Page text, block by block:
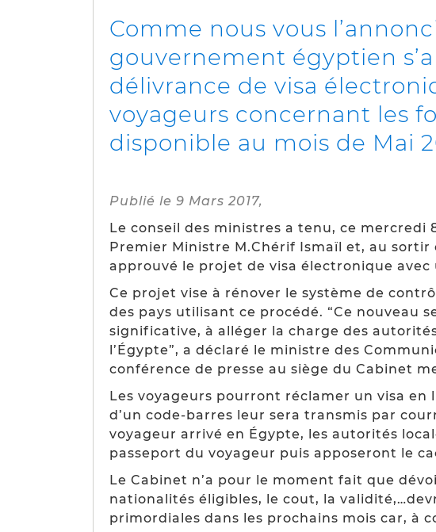
Comme nous vous
gouvernement égyptien
délivrance de visa
voyageurs concernant les
disponible au mois de Mai
Publié le 9 Mars 2017,
Le conseil des ministres a tenu, ce mercredi
Premier Ministre M.Chérif Ismaïl et, au
approuvé le projet de visa électronique
Ce projet vise à rénover le système de
des pays utilisant ce procédé. “Ce nouveau
significative, à alléger la charge des
l’Égypte”, a déclaré le ministre des
conférence de presse au siège du Cabinet
Les voyageurs pourront réclamer un visa
d’un code-barres leur sera transmis par
voyageur arrivé en Égypte, les autorités
passeport du voyageur puis apposeront le
Le Cabinet n’a pour le moment fait que
nationalités éligibles, le cout, la validité,…
primordiales dans les prochains mois car, à